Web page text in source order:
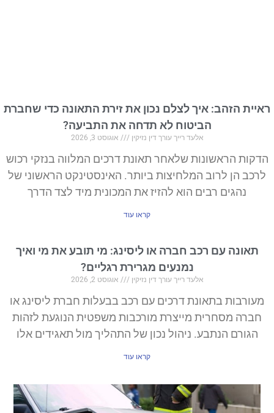
ראיית הזהב: איך לצלם נכון את זירת התאונה כדי שחברת
הביטוח לא תדחה את התביעה?
אלעד רייך עורך דין נזיקין אוגוסט 3, 2026
הדקות הראשונות שלאחר תאונת דרכים המלווה בנזקי רכוש
לרכב הן לרוב המלחיצות ביותר. האינסטינקט הראשוני של
נהגים רבים הוא להזיז את המכונית מיד לצד הדרך
קראו עוד
תאונה עם רכב חברה או ליסינג: מי תובע את מי ואיך
נמנעים מגרירת רגליים?
אלעד רייך עורך דין נזיקין אוגוסט 2, 2026
מעורבות בתאונת דרכים עם רכב בבעלות חברת ליסינג או
חברה מסחרית מייצרת מורכבות משפטית הנוגעת לזהות
הגורם הנתבע. ניהול נכון של התהליך מול תאגידים אלו
קראו עוד